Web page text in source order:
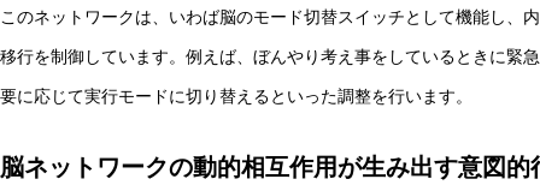
このネットワークは、いわば脳のモード切替スイッチとして機能し、
移行を制御しています。例えば、ぼんやり考え事をしているときに緊
要に応じて実行モードに切り替えるといった調整を行います。
脳ネットワークの動的相互作用が生み出す意図的